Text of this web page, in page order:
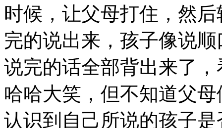
时候，让父母打住，然
完的说出来，孩子像说
说完的话全部背出来了
哈哈大笑，但不知道父
认识到自己所说的孩子